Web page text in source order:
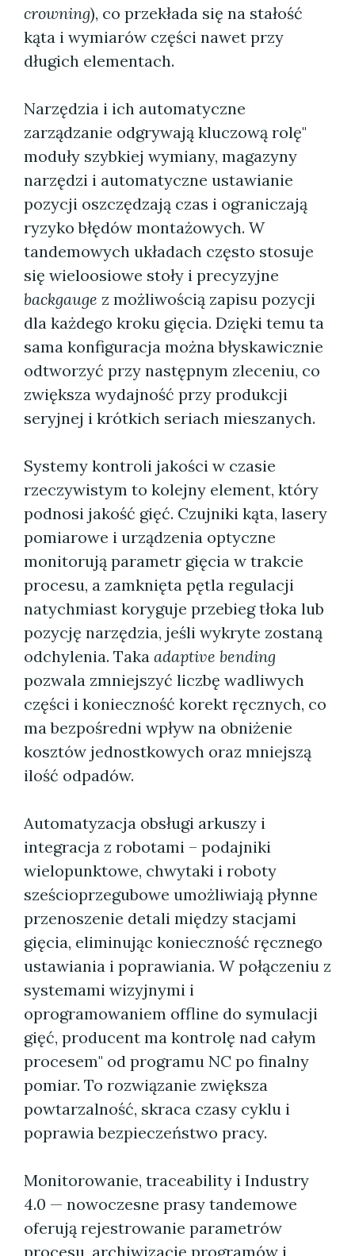
crowning), co przekłada się na stałość
kąta i wymiarów części nawet przy
długich elementach.
Narzędzia i ich automatyczne
zarządzanie odgrywają kluczową rolę"
moduły szybkiej wymiany, magazyny
narzędzi i automatyczne ustawianie
pozycji oszczędzają czas i ograniczają
ryzyko błędów montażowych. W
tandemowych układach często stosuje
się wieloosiowe stoły i precyzyjne
backgauge z możliwością zapisu pozycji
dla każdego kroku gięcia. Dzięki temu ta
sama konfiguracja można błyskawicznie
odtworzyć przy następnym zleceniu, co
zwiększa wydajność przy produkcji
seryjnej i krótkich seriach mieszanych.
Systemy kontroli jakości w czasie
rzeczywistym to kolejny element, który
podnosi jakość gięć. Czujniki kąta, lasery
pomiarowe i urządzenia optyczne
monitorują parametr gięcia w trakcie
procesu, a zamknięta pętla regulacji
natychmiast koryguje przebieg tłoka lub
pozycję narzędzia, jeśli wykryte zostaną
odchylenia. Taka adaptive bending
pozwala zmniejszyć liczbę wadliwych
części i konieczność korekt ręcznych, co
ma bezpośredni wpływ na obniżenie
kosztów jednostkowych oraz mniejszą
ilość odpadów.
Automatyzacja obsługi arkuszy i
integracja z robotami – podajniki
wielopunktowe, chwytaki i roboty
sześcioprzegubowe umożliwiają płynne
przenoszenie detali między stacjami
gięcia, eliminując konieczność ręcznego
ustawiania i poprawiania. W połączeniu z
systemami wizyjnymi i
oprogramowaniem offline do symulacji
gięć, producent ma kontrolę nad całym
procesem" od programu NC po finalny
pomiar. To rozwiązanie zwiększa
powtarzalność, skraca czasy cyklu i
poprawia bezpieczeństwo pracy.
Monitorowanie, traceability i Industry
4.0 — nowoczesne prasy tandemowe
oferują rejestrowanie parametrów
procesu, archiwizację programów i